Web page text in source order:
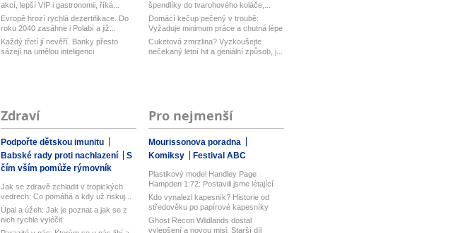
akcí, lepší VIP i gastronomii, říká...
Evropě hrozí rychlá dezertifikace. Do
roku 2040 zasáhne i Polabí a již...
Každý třetí jí nevěří. Banky přesto
sázejí na umělou inteligenci
špendlíky do tvarohového koláče,...
Domácí kečup pečený v troubě:
Vyžaduje minimum práce a chutná lépe
než...
Cuketová zmrzlina? Vyzkoušejte
nečekaný letní hit a geniální způsob, j...
Zdraví
Podpořte dětskou imunitu
Babské rady proti nachlazení
S
čím vším pomůže rýmovník
Jak se zdravě zchladit v tropických
vedrech: Co pomáhá a kdy už riskuj...
Úpal a úžeh: Jak je poznat a jak se z
nich rychle vyléčit
Pro nejmenší
Mourissonova poradna
Komiksy
Festival ABC
Plastikový model Handley Page
Hampden 1:72: Postavili jsme létající
ku...
Kdo vynalezl kapesník? Historie od
středověku po papírové kapesníky
Ghost Recon Wildlands dostal
vylepšení a novou misi. Starší díl